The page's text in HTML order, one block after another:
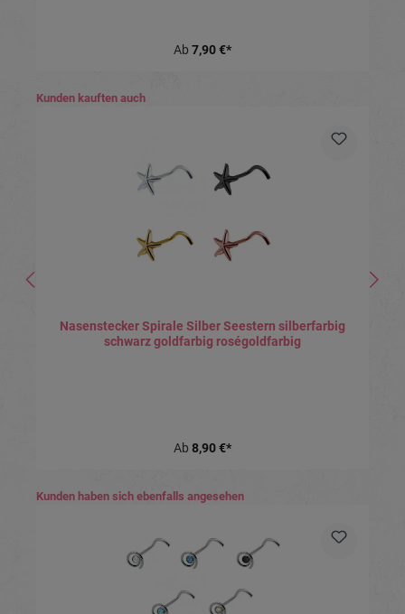
Ab 7,90 €*
Produktgalerie überspringen
Kunden kauften auch
Nasenstecker Spirale Silber Seestern silberfarbig
schwarz goldfarbig roségoldfarbig
Ab 8,90 €*
Produktgalerie überspringen
Kunden haben sich ebenfalls angesehen